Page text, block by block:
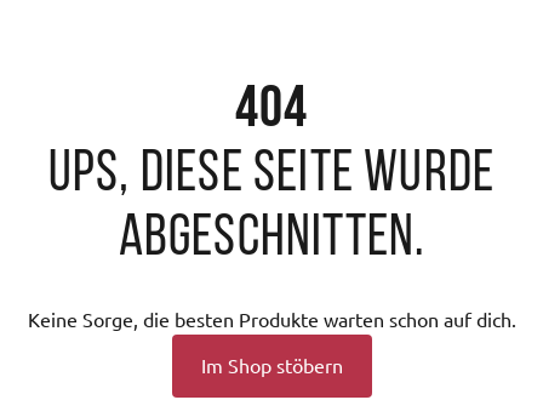
404
Ups, diese Seite wurde
abgeschnitten.
Keine Sorge, die besten Produkte warten schon auf dich.
Im Shop stöbern